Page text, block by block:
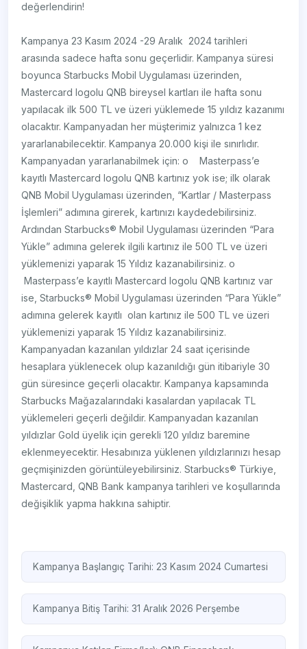
değerlendirin!
Kampanya 23 Kasım 2024 -29 Aralık 2024 tarihleri
arasında sadece hafta sonu geçerlidir. Kampanya süresi
boyunca Starbucks Mobil Uygulaması üzerinden,
Mastercard logolu QNB bireysel kartları ile hafta sonu
yapılacak ilk 500 TL ve üzeri yüklemede 15 yıldız kazanımı
olacaktır. Kampanyadan her müşterimiz yalnızca 1 kez
yararlanabilecektir. Kampanya 20.000 kişi ile sınırlıdır.
Kampanyadan yararlanabilmek için: o Masterpass’e
kayıtlı Mastercard logolu QNB kartınız yok ise; ilk olarak
QNB Mobil Uygulaması üzerinden, “Kartlar / Masterpass
İşlemleri” adımına girerek, kartınızı kaydedebilirsiniz.
Ardından Starbucks® Mobil Uygulaması üzerinden “Para
Yükle” adımına gelerek ilgili kartınız ile 500 TL ve üzeri
yüklemenizi yaparak 15 Yıldız kazanabilirsiniz. o
Masterpass’e kayıtlı Mastercard logolu QNB kartınız var
ise, Starbucks® Mobil Uygulaması üzerinden “Para Yükle”
adımına gelerek kayıtlı olan kartınız ile 500 TL ve üzeri
yüklemenizi yaparak 15 Yıldız kazanabilirsiniz.
Kampanyadan kazanılan yıldızlar 24 saat içerisinde
hesaplara yüklenecek olup kazanıldığı gün itibariyle 30
gün süresince geçerli olacaktır. Kampanya kapsamında
Starbucks Mağazalarındaki kasalardan yapılacak TL
yüklemeleri geçerli değildir. Kampanyadan kazanılan
yıldızlar Gold üyelik için gerekli 120 yıldız baremine
eklenmeyecektir. Hesabınıza yüklenen yıldızlarınızı hesap
geçmişinizden görüntüleyebilirsiniz. Starbucks® Türkiye,
Mastercard, QNB Bank kampanya tarihleri ve koşullarında
değişiklik yapma hakkına sahiptir.
Kampanya Başlangıç Tarihi: 23 Kasım 2024 Cumartesi
Kampanya Bitiş Tarihi: 31 Aralık 2026 Perşembe